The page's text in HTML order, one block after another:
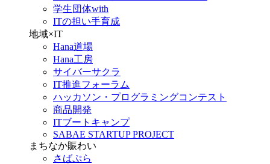
学生団体with
ITの担い手育成
地域×IT
Hana道場
Hana工房
サイバーサクラ
IT推進フォーラム
ハッカソン・プログラミングコンテスト
商品開発
ITブートキャンプ
SABAE STARTUP PROJECT
まちなか賑わい
さばぷら